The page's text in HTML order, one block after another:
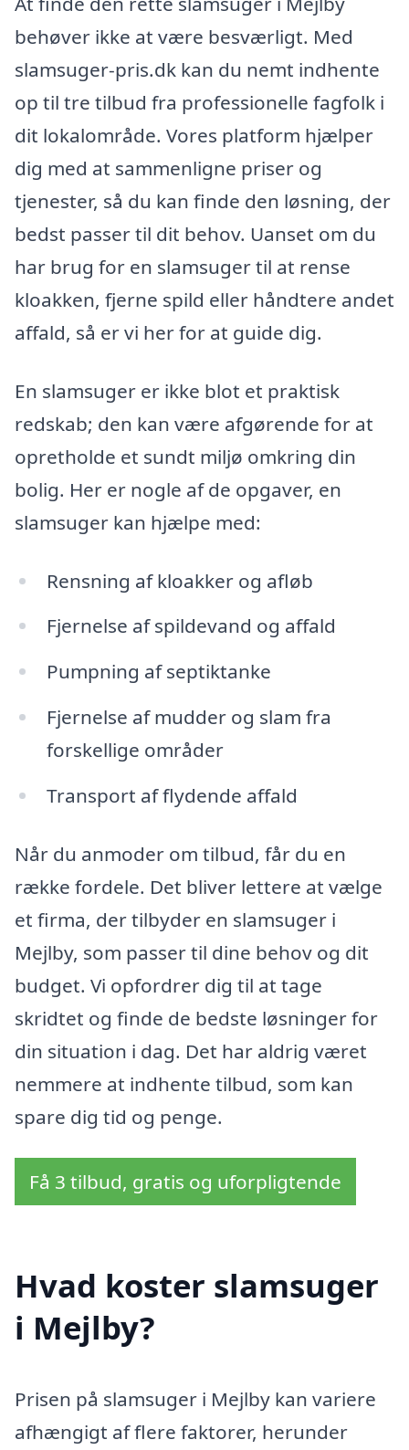
behøver ikke at være besværligt. Med
slamsuger-pris.dk kan du nemt indhente
op til tre tilbud fra professionelle fagfolk i
dit lokalområde. Vores platform hjælper
dig med at sammenligne priser og
tjenester, så du kan finde den løsning, der
bedst passer til dit behov. Uanset om du
har brug for en slamsuger til at rense
kloakken, fjerne spild eller håndtere andet
affald, så er vi her for at guide dig.
En slamsuger er ikke blot et praktisk
redskab; den kan være afgørende for at
opretholde et sundt miljø omkring din
bolig. Her er nogle af de opgaver, en
slamsuger kan hjælpe med:
Rensning af kloakker og afløb
Fjernelse af spildevand og affald
Pumpning af septiktanke
Fjernelse af mudder og slam fra
forskellige områder
Transport af flydende affald
Når du anmoder om tilbud, får du en
række fordele. Det bliver lettere at vælge
et firma, der tilbyder en slamsuger i
Mejlby, som passer til dine behov og dit
budget. Vi opfordrer dig til at tage
skridtet og finde de bedste løsninger for
din situation i dag. Det har aldrig været
nemmere at indhente tilbud, som kan
spare dig tid og penge.
Få 3 tilbud, gratis og uforpligtende
Hvad koster slamsuger
i Mejlby?
Prisen på slamsuger i Mejlby kan variere
afhængigt af flere faktorer, herunder